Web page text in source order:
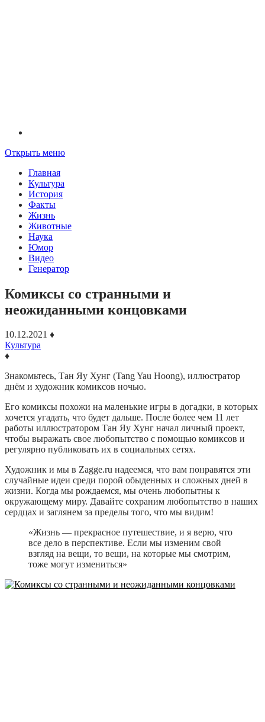
Открыть меню
Главная
Культура
История
Факты
Жизнь
Животные
Наука
Юмор
Видео
Генератор
Комиксы со странными и
неожиданными концовками
10.12.2021 ♦
Культура
♦
Знакомьтесь, Тан Яу Хунг (Tang Yau Hoong), иллюстратор
днём ​​и художник комиксов ночью.
Его комиксы похожи на маленькие игры в догадки, в которых
хочется угадать, что будет дальше. После более чем 11 лет
работы иллюстратором Тан Яу Хунг начал личный проект,
чтобы выражать свое любопытство с помощью комиксов и
регулярно публиковать их в социальных сетях.
Художник и мы в Zagge.ru надеемся, что вам понравятся эти
случайные идеи среди порой обыденных и сложных дней в
жизни. Когда мы рождаемся, мы очень любопытны к
окружающему миру. Давайте сохраним любопытство в наших
сердцах и заглянем за пределы того, что мы видим!
«Жизнь — прекрасное путешествие, и я верю, что
все дело в перспективе. Если мы изменим свой
взгляд на вещи, то вещи, на которые мы смотрим,
тоже могут измениться»